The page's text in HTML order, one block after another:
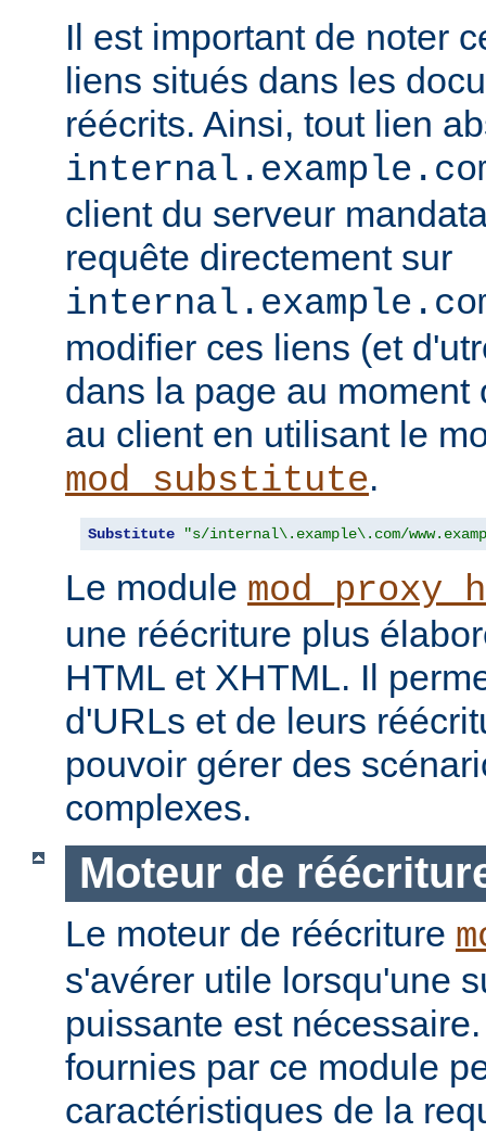
Il est important de noter
liens situés dans les
réécrits. Ainsi, tout lien
client du serveur
requête directement sur
modifier ces liens (et
dans la page au moment
au client en utilisant le
mod_substitute.
Substitute "s/internal\.example\.com/
Le module
une réécriture plus
HTML et XHTML. Il
d'URLs et de leurs
pouvoir gérer des
complexes.
Moteur de
Le moteur de réécriture
s'avérer utile lorsqu'une
puissante est
fournies par ce module
caractéristiques de la